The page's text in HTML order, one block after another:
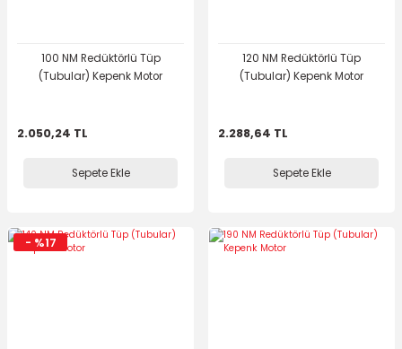
100 NM Redüktörlü Tüp
(Tubular) Kepenk Motor
2.050,24 TL
Sepete Ekle
120 NM Redüktörlü Tüp
(Tubular) Kepenk Motor
2.288,64 TL
Sepete Ekle
- %17